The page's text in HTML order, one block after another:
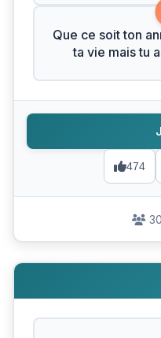
Que ce soit ton
ta vie mais tu
474